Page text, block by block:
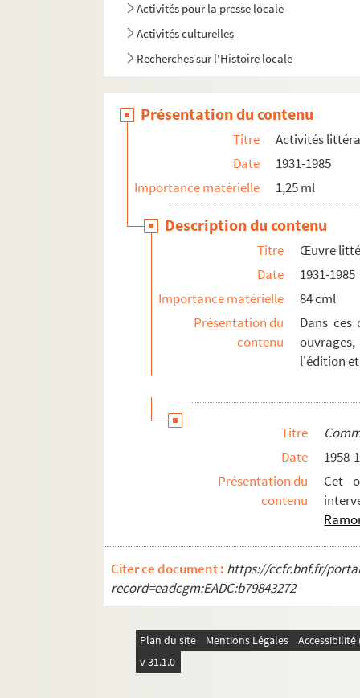
Activités pour la presse locale
Activités culturelles
Recherches sur l'Histoire locale
Présentation du contenu
Titre
Activités
Date
1931-1985
Importance matérielle
1,25 ml
Description du contenu
Titre
Œuvre
Date
1931-1985
Importance matérielle
84 cml
Présentation du
contenu
Dans ces
l'édition
Titre
Date
1958-
Présentation du
contenu
Cet
Citer ce document : https://ccfr.bnf.fr/
record=eadcgm:EADC:b79843272
Plan du site Mentions Légales
v 31.1.0